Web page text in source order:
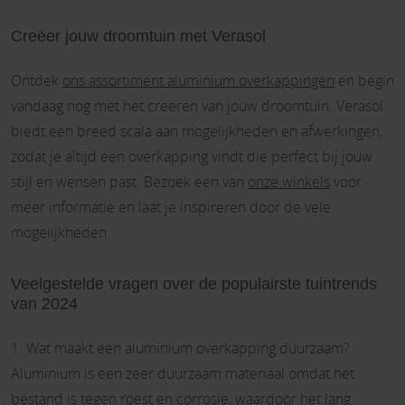
Creëer jouw droomtuin met Verasol
Ontdek ons assortiment aluminium overkappingen en begin
vandaag nog met het creëren van jouw droomtuin. Verasol
biedt een breed scala aan mogelijkheden en afwerkingen,
zodat je altijd een overkapping vindt die perfect bij jouw
stijl en wensen past. Bezoek een van onze winkelsvoor
meer informatie en laat je inspireren door de vele
mogelijkheden.
Veelgestelde vragen over de populairste tuintrends
van 2024
1. Wat maakt een aluminium overkapping duurzaam?
Aluminium is een zeer duurzaam materiaal omdat het
bestand is tegen roest en corrosie, waardoor het lang